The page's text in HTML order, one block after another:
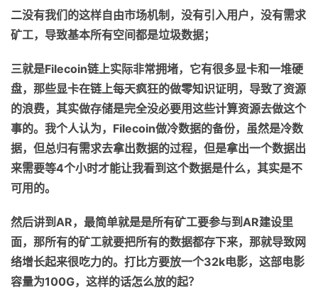
二没有我们的这样自由市场机制，没有引入用户，没有需求
矿工，导致基本所有空间都是垃圾数据；
三就是Filecoin链上实际非常拥堵， 它有很多显卡和一堆硬
盘，那些显卡在链上每天疯狂的做零知识证明，导致了资源
的浪费，其实做存储是完全没必要用这些计算资源去做这个
事的。我个人认为， Filecoin做冷数据的备份， 虽然是冷数
据，但总归有需求去拿出数据的过程，但是拿出一个数据出
来需要等4个小时才能让我看到这个数据是什么，其实是不
可用的。
然后讲到 AR，最简单就是是所有矿工要参与到 AR建设里
面，那所有的矿工就要把所有的数据都存下来，那就导致网
络增长起来很吃力的。 打比方要放一个32k电影， 这部电影
容量为100G，这样的话怎么放的起？